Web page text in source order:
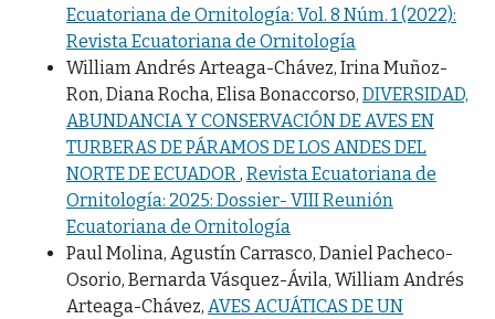
Ecuatoriana de Ornitología: Vol. 8 Núm. 1 (2022):
Revista Ecuatoriana de Ornitología
William Andrés Arteaga-Chávez, Irina Muñoz-
Ron, Diana Rocha, Elisa Bonaccorso, DIVERSIDAD,
ABUNDANCIA Y CONSERVACIÓN DE AVES EN
TURBERAS DE PÁRAMOS DE LOS ANDES DEL
NORTE DE ECUADOR , Revista Ecuatoriana de
Ornitología: 2025: Dossier- VIII Reunión
Ecuatoriana de Ornitología
Paul Molina, Agustín Carrasco, Daniel Pacheco-
Osorio, Bernarda Vásquez-Ávila, William Andrés
Arteaga-Chávez, AVES ACUÁTICAS DE UN